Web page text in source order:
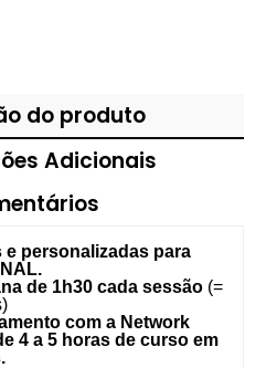
do produto
Adicionais
personalizadas para
de 1h30 cada sessão (=
com a Network
4 a 5 horas de curso em